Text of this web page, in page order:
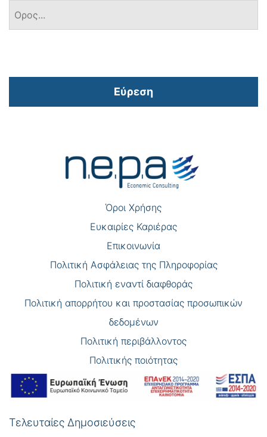
Εύρεση
άρθρων
Όροι Χρήσης
Eυκαιρίες Καριέρας
Επικοινωνία
Πολιτική Ασφάλειας της Πληροφορίας
Πολιτική εναντί διαφθοράς
Πολιτική απορρήτου και προστασίας προσωπικών
δεδομένων
Πολιτική περιβάλλοντος
Πολιτικής ποιότητας
Τελευταίες Δημοσιεύσεις